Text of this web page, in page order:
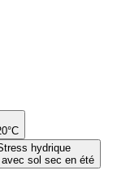
hydrique
sol sec en été